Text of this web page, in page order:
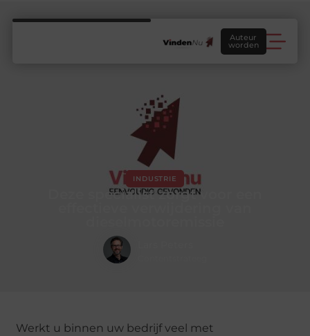
Auteur
worden
INDUSTRIE
Deze specialist zorgt voor een
Werkt u binnen uw bedrijf veel met